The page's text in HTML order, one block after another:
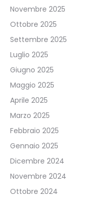
Novembre 2025
Ottobre 2025
Settembre 2025
Luglio 2025
Giugno 2025
Maggio 2025
Aprile 2025
Marzo 2025
Febbraio 2025
Gennaio 2025
Dicembre 2024
Novembre 2024
Ottobre 2024